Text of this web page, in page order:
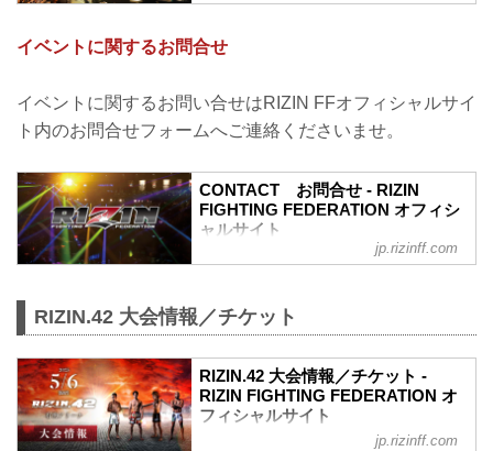
Q.1 より良い席で観戦したいのですが、
どの先行でチケットを買うと一番良い席
A. より良い席のご案内は、以下の順番と
なります。
①ファンクラブ先行（超強者→強者）/
②先行販売（オフィシャルサイト先行・
プレイガイド先行・番組・チラシ等 順不
同）
③各プレイガイドの一般発売
※予約流れや演出の変更などで前後する
※各選手販...
イベントに関するお問合せ
イベントに関するお問い合せはRIZIN FFオフィシャルサイ
ト内のお問合せフォームへご連絡くださいませ。
CONTACT お問合せ - RIZIN
FIGHTING FEDERATION オフィシ
ャルサイト
RIZIN FIGHTING FEDERATION オフィシ
「RIZIN FIGHTING FEDERATION」（ラ
ン）の情報・加盟団体について発信して
いきます。
jp.rizinff.com
RIZIN.42 大会情報／チケット
RIZIN.42 大会情報／チケット -
RIZIN FIGHTING FEDERATION オ
フィシャルサイト
jp.rizinff.com